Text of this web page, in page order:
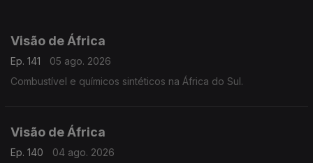
Visão de África
Ep. 141
05 ago. 2026
Combustível e químicos sintéticos na África do Sul.
Visão de África
Ep. 140
04 ago. 2026